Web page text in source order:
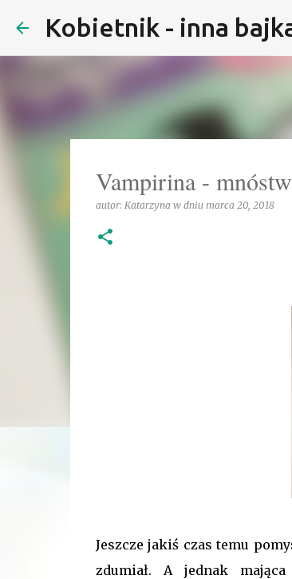
Kobietnik - inna
Vampirina -
autor: Katarzyna w dniu marca 20, 2018
Jeszcze jakiś czas temu
zdumiał. A jednak